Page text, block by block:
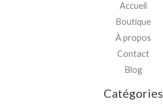
Accueil
Boutique
À propos
Contact
Blog
Catégories